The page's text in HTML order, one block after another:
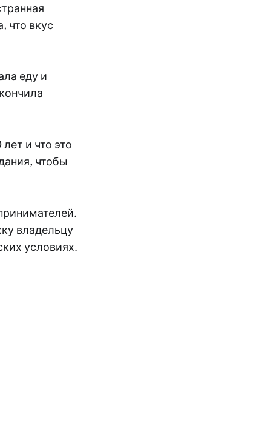
что вкус
еду и
и что это
чтобы
владельцу
условиях.